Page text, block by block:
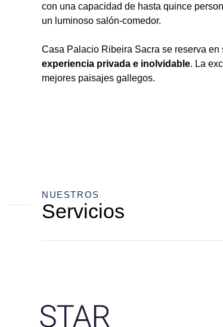
con una capacidad de hasta quince
un luminoso salón-comedor.
Casa Palacio Ribeira Sacra se reserva
experiencia privada e inolvidable. La
mejores paisajes gallegos.
NUESTROS
Servicios